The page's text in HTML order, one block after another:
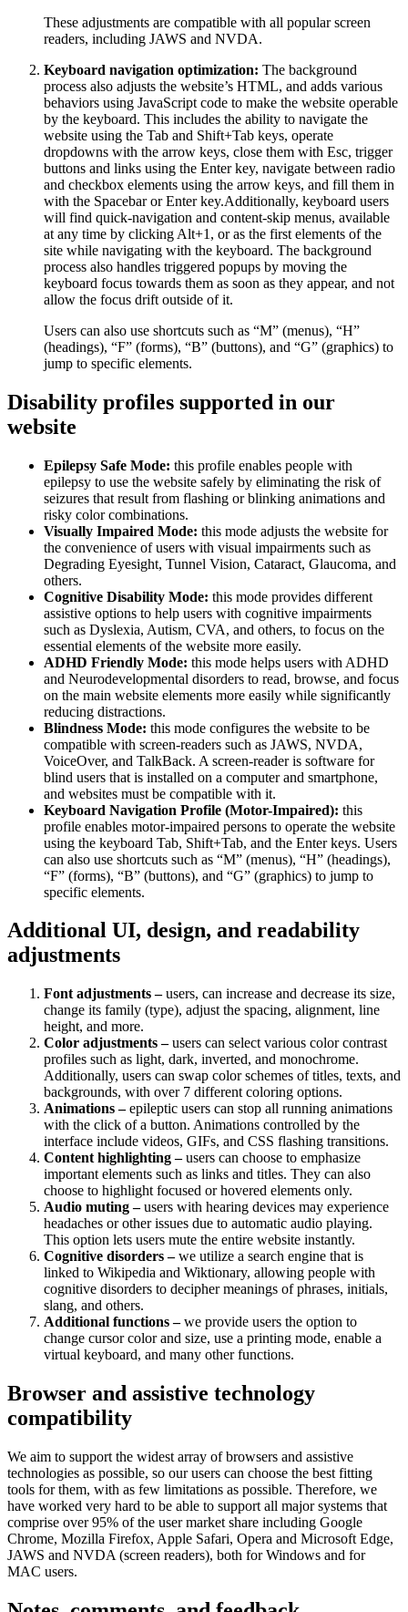
These adjustments are compatible with all popular screen
readers, including JAWS and NVDA.
Keyboard navigation optimization: The background
process also adjusts the website’s HTML, and adds various
behaviors using JavaScript code to make the website operable
by the keyboard. This includes the ability to navigate the
website using the Tab and Shift+Tab keys, operate
dropdowns with the arrow keys, close them with Esc, trigger
buttons and links using the Enter key, navigate between radio
and checkbox elements using the arrow keys, and fill them in
with the Spacebar or Enter key.Additionally, keyboard users
will find quick-navigation and content-skip menus, available
at any time by clicking Alt+1, or as the first elements of the
site while navigating with the keyboard. The background
process also handles triggered popups by moving the
keyboard focus towards them as soon as they appear, and not
allow the focus drift outside of it.
Users can also use shortcuts such as “M” (menus), “H”
(headings), “F” (forms), “B” (buttons), and “G” (graphics) to
jump to specific elements.
Disability profiles supported in our
website
Epilepsy Safe Mode: this profile enables people with
epilepsy to use the website safely by eliminating the risk of
seizures that result from flashing or blinking animations and
risky color combinations.
Visually Impaired Mode: this mode adjusts the website for
the convenience of users with visual impairments such as
Degrading Eyesight, Tunnel Vision, Cataract, Glaucoma, and
others.
Cognitive Disability Mode: this mode provides different
assistive options to help users with cognitive impairments
such as Dyslexia, Autism, CVA, and others, to focus on the
essential elements of the website more easily.
ADHD Friendly Mode: this mode helps users with ADHD
and Neurodevelopmental disorders to read, browse, and focus
on the main website elements more easily while significantly
reducing distractions.
Blindness Mode: this mode configures the website to be
compatible with screen-readers such as JAWS, NVDA,
VoiceOver, and TalkBack. A screen-reader is software for
blind users that is installed on a computer and smartphone,
and websites must be compatible with it.
Keyboard Navigation Profile (Motor-Impaired): this
profile enables motor-impaired persons to operate the website
using the keyboard Tab, Shift+Tab, and the Enter keys. Users
can also use shortcuts such as “M” (menus), “H” (headings),
“F” (forms), “B” (buttons), and “G” (graphics) to jump to
specific elements.
Additional UI, design, and readability
adjustments
Font adjustments –users, can increase and decrease its size,
change its family (type), adjust the spacing, alignment, line
height, and more.
Color adjustments –users can select various color contrast
profiles such as light, dark, inverted, and monochrome.
Additionally, users can swap color schemes of titles, texts, and
backgrounds, with over 7 different coloring options.
Animations –epileptic users can stop all running animations
with the click of a button. Animations controlled by the
interface include videos, GIFs, and CSS flashing transitions.
Content highlighting –users can choose to emphasize
important elements such as links and titles. They can also
choose to highlight focused or hovered elements only.
Audio muting –users with hearing devices may experience
headaches or other issues due to automatic audio playing.
This option lets users mute the entire website instantly.
Cognitive disorders –we utilize a search engine that is
linked to Wikipedia and Wiktionary, allowing people with
cognitive disorders to decipher meanings of phrases, initials,
slang, and others.
Additional functions –we provide users the option to
change cursor color and size, use a printing mode, enable a
virtual keyboard, and many other functions.
Browser and assistive technology
compatibility
We aim to support the widest array of browsers and assistive
technologies as possible, so our users can choose the best fitting
tools for them, with as few limitations as possible. Therefore, we
have worked very hard to be able to support all major systems that
comprise over 95% of the user market share including Google
Chrome, Mozilla Firefox, Apple Safari, Opera and Microsoft Edge,
JAWS and NVDA (screen readers), both for Windows and for
MAC users.